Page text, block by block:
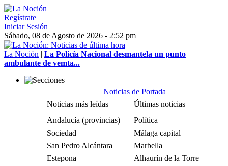
Regístrate
Iniciar Sesión
Sábado, 08 de Agosto de 2026 - 2:52 pm
La Noción | La Policía Nacional desmantela un punto
ambulante de vemta...
Noticias de Portada
Noticias más leídas
Últimas noticias
Andalucía (provincias)
Política
Sociedad
Málaga capital
San Pedro Alcántara
Marbella
Estepona
Alhaurín de la Torre